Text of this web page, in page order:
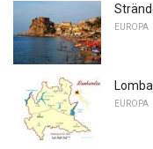
EUROPA
EUROPA